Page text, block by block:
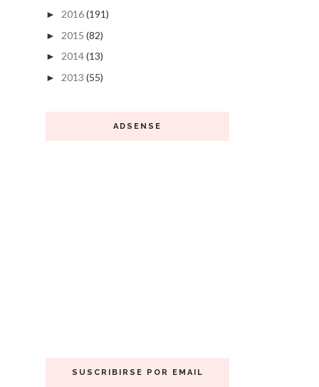
► 2016(191)
► 2015 (82)
► 2014(13)
► 2013 (55)
ADSENSE
SUSCRIBIRSE POR EMAIL